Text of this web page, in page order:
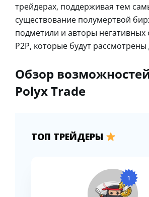
трейдерах, поддерживая тем
существование полумертвой
подметили и авторы негативных
P2P, которые будут рассмотрены
Обзор
Polyx Trade
ТОП ТРЕЙДЕРЫ
1